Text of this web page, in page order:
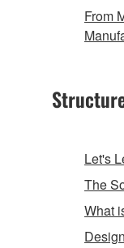
From
Let's
The
What